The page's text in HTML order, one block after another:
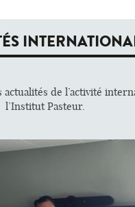
de l’activité
l’Institut Pasteur.